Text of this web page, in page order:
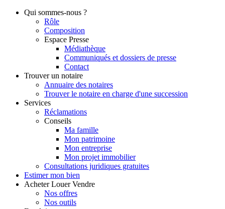
Qui sommes-nous ?
Rôle
Composition
Espace Presse
Médiathèque
Communiqués et dossiers de presse
Contact
Trouver un notaire
Annuaire des notaires
Trouver le notaire en charge d'une succession
Services
Réclamations
Conseils
Ma famille
Mon patrimoine
Mon entreprise
Mon projet immobilier
Consultations juridiques gratuites
Estimer mon bien
Acheter Louer Vendre
Nos offres
Nos outils